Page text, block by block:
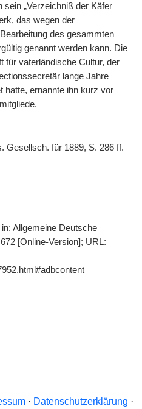
„Verzeichniß der Käfer
das wegen der
des gesammten
genannt werden kann. Die
für vaterländische Cultur, der
lange Jahre
hatte, ernannte ihn kurz vor
Gesellsch. für 1889, S. 286 ff.
Allgemeine Deutsche
[Online-Version]; URL:
· Datenschutzerklärung ·